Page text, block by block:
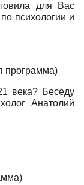
для Вас
психологии и
программа)
века? Беседу
Анатолий